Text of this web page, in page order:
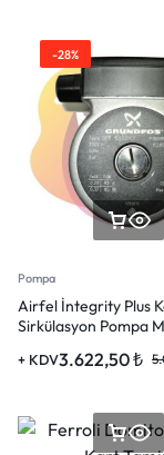
-28%
Pompa
Airfel İntegrity Plus
Sirkülasyon Pompa
3.622,50₺
+ KDV